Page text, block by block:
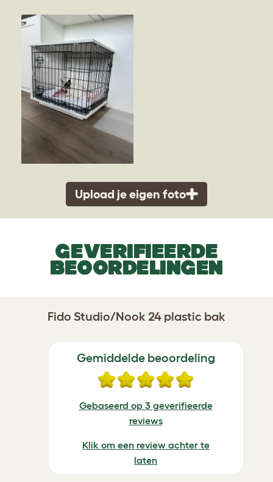
Upload je eigen foto
GEVERIFIEERDE
BEOORDELINGEN
Fido Studio/Nook 24 plastic bak
Gemiddelde beoordeling
Gebaseerd op 3 geverifieerde
reviews
Klik om een review achter te
laten